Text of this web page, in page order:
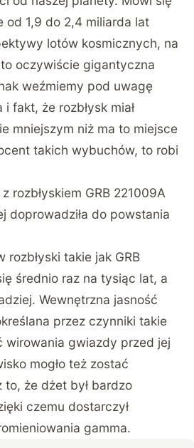
od 1,9 do 2,4 miliarda lat
lotów kosmicznych, na
oczywiście gigantyczna
weźmiemy pod uwagę
fakt, że rozbłysk miał
mniejszym niż ma to miejsce
takich wybuchów, to robi
rozbłyskiem GRB 221009A
doprowadziła do powstania
rozbłyski takie jak GRB
średnio raz na tysiąc lat, a
Wewnętrzna jasność
przez czynniki takie
wirowania gwiazdy przed jej
mogło też zostać
że dżet był bardzo
czemu dostarczył
gamma.